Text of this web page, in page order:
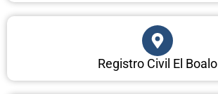
Registro Civil El Boalo